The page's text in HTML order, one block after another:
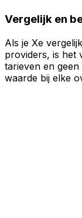
Vergelijk en
Als je Xe
providers, is het
tarieven en
waarde bij elke